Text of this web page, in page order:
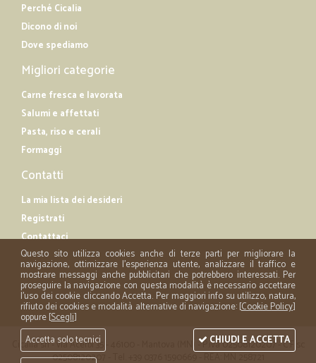
Perché Cicalia
Dicono di noi
Dove spediamo
Migliori categorie
Carne fresca e lavorata
Salumi e affettati
Pasta, riso e cerali
Formaggi
Contatti
La mia lista dei desideri
Registrati
Contattaci
Cicalia srl - via Acerbi 35 - 46100 - Mantova (MN) - P.iva 02508120207 - C.Fisc
02508120207 - Tel. +39 0376 1590669 - REA: MN 258721
Questo sito utilizza cookies anche di terze parti per migliorare la
navigazione, ottimizzare l'esperienza utente, analizzare il traffico e
mostrare messaggi anche pubblicitari che potrebbero interessati. Per
proseguire la navigazione con questa modalità è necessario accettare
l'uso dei cookie cliccando Accetta. Per maggiori info su utilizzo, natura,
rifiuto dei cookies e modalità alternative di navigazione: [Cookie Policy]
oppure [Scegli]
Accetta solo tecnici
CHIUDI E ACCETTA